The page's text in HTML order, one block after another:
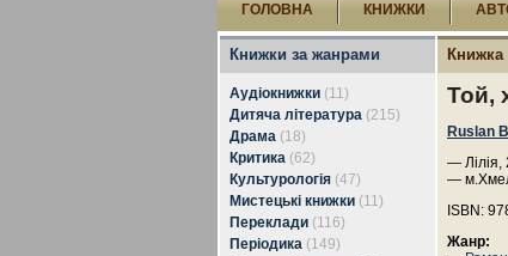
ГОЛОВНА КНИЖКИ
Книжки за жанрами
Аудіокнижки (11)
Дитяча література (215)
Драма (18)
Критика (62)
Культурологія (47)
Мистецькі книжки (11)
Переклади (116)
Періодика (149)
Книжка
Той,
Ruslan
—
—
ISBN:
Жанр: